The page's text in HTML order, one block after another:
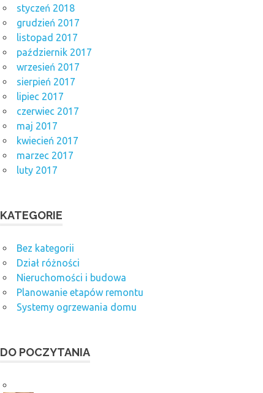
styczeń 2018
grudzień 2017
listopad 2017
październik 2017
wrzesień 2017
sierpień 2017
lipiec 2017
czerwiec 2017
maj 2017
kwiecień 2017
marzec 2017
luty 2017
KATEGORIE
Bez kategorii
Dział różności
Nieruchomości i budowa
Planowanie etapów remontu
Systemy ogrzewania domu
DO POCZYTANIA